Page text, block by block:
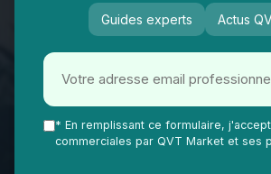
QVT Market Enjeux dans la QVT
Guides experts Actus
* En remplissant ce formulaire,
commerciales par QVT Market et ses